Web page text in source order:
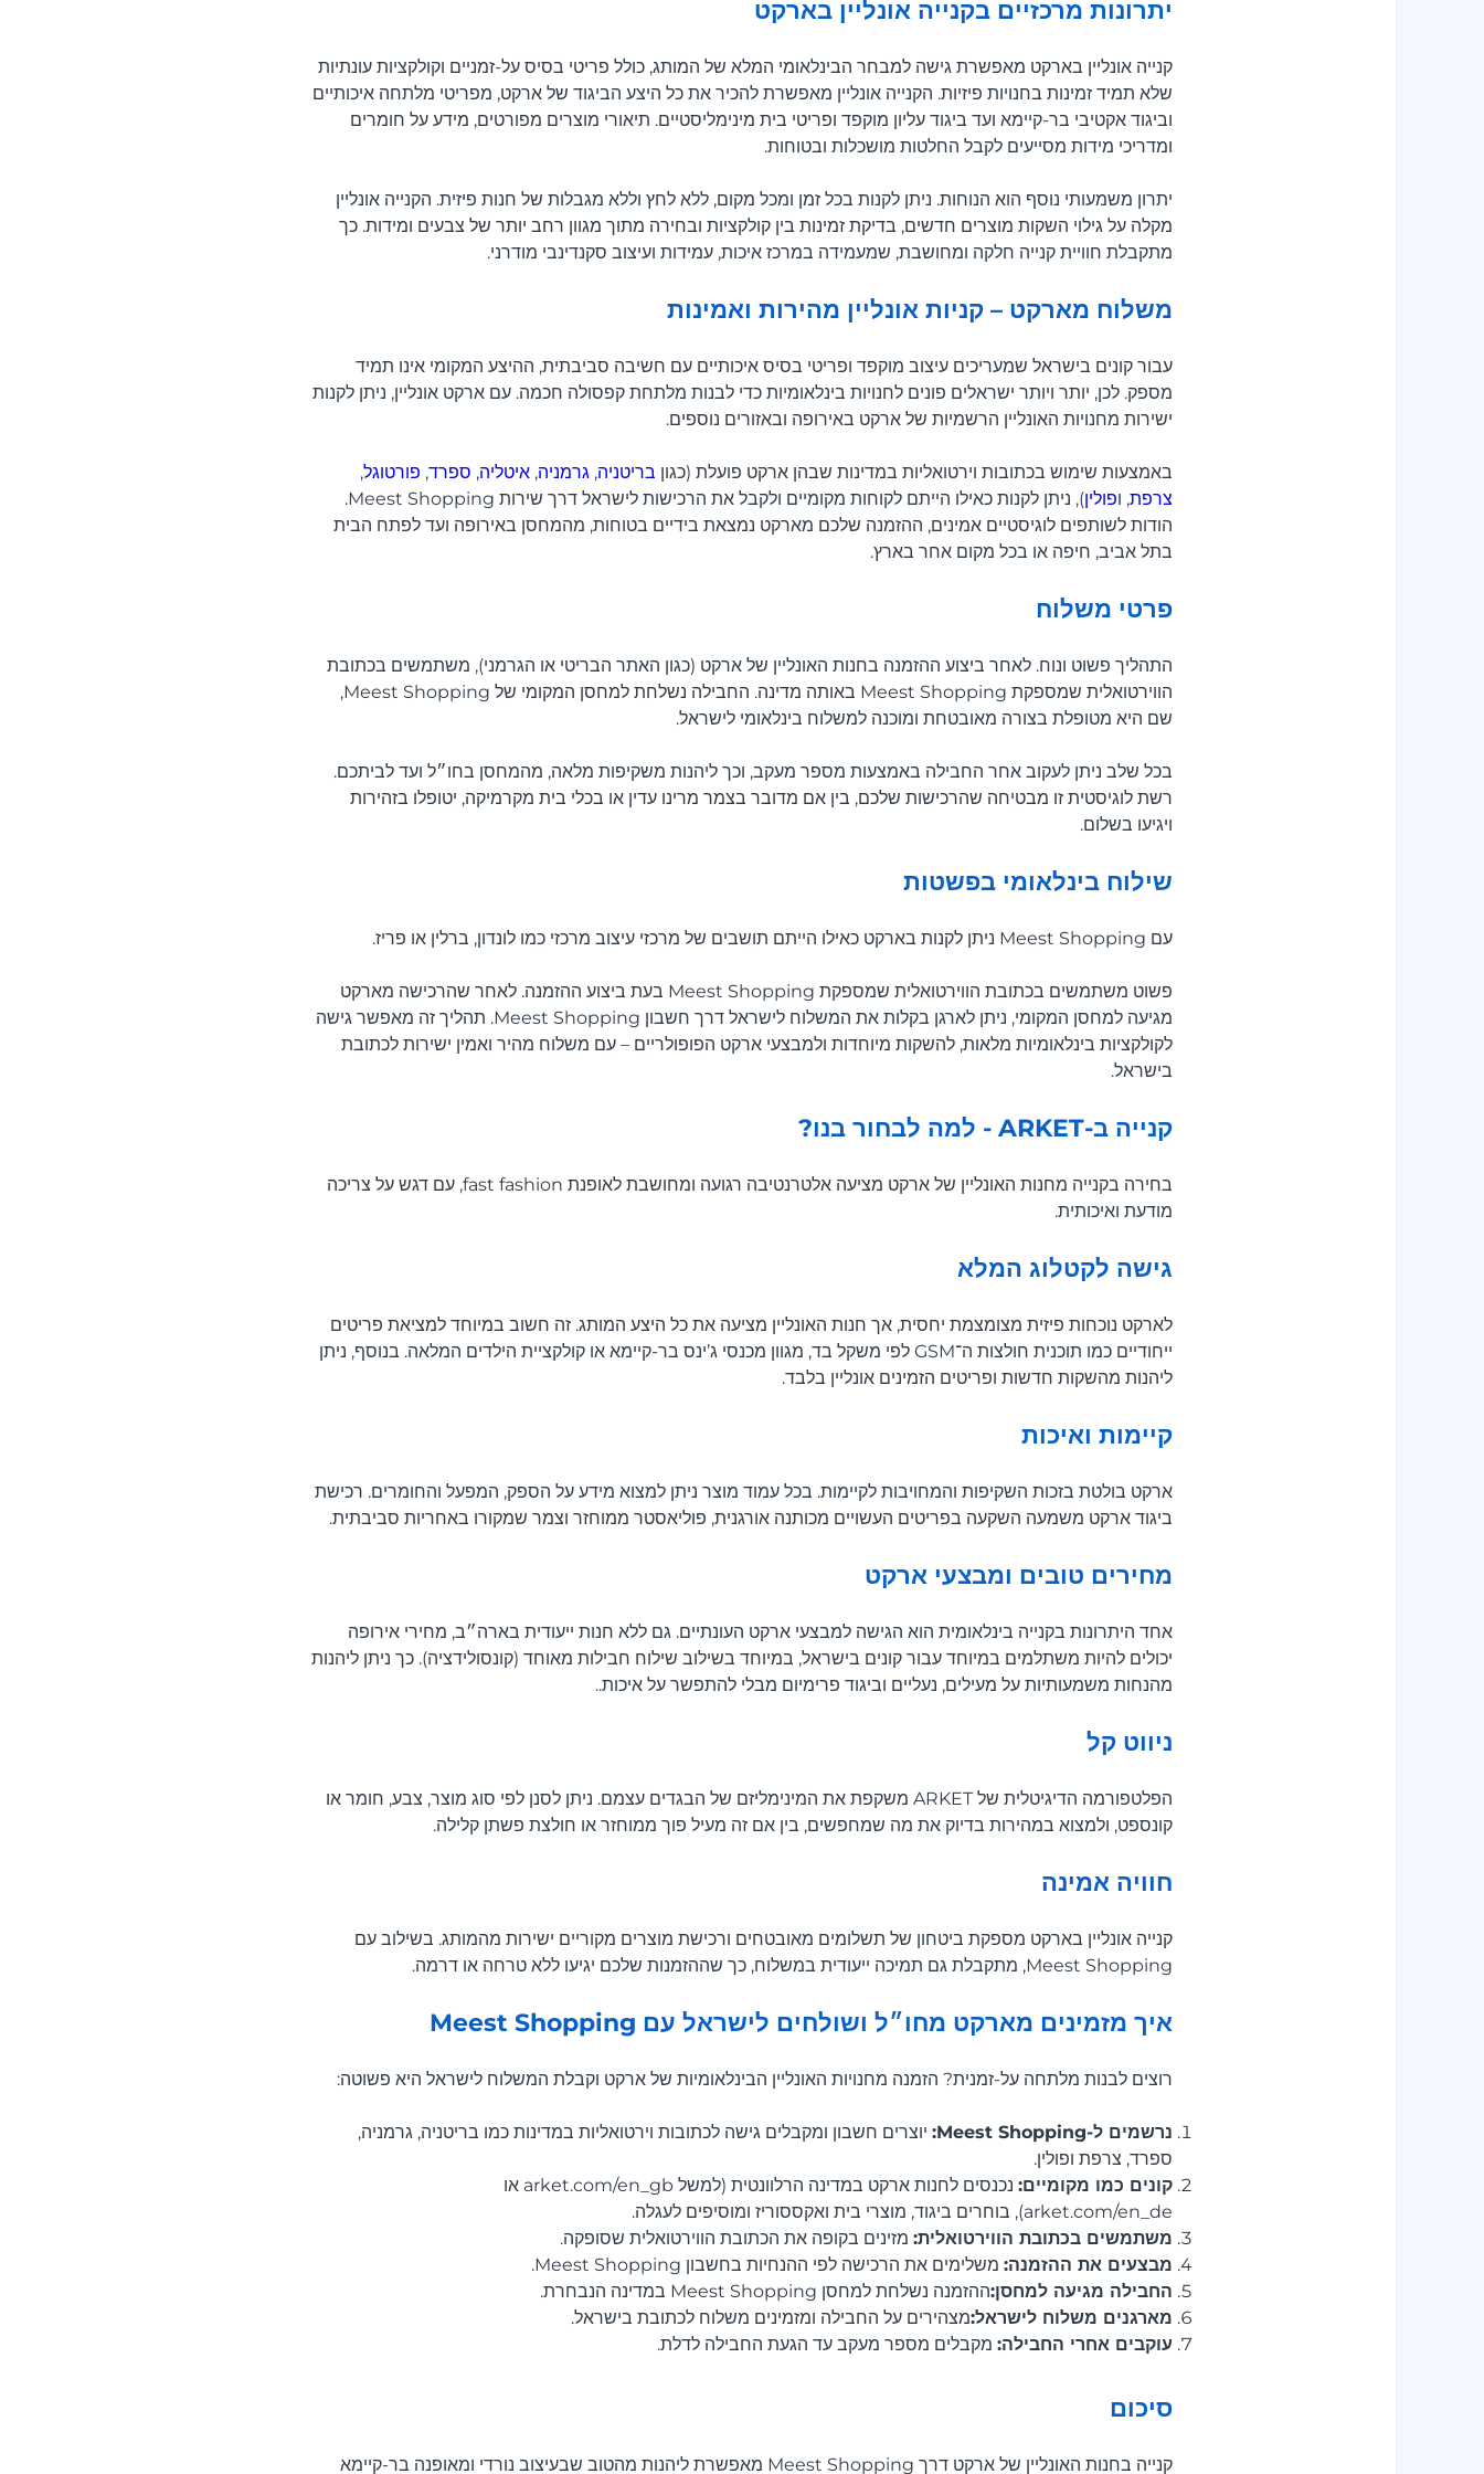
יתרונות מרכזיים בקנייה אונליין בארקט
קנייה אונליין בארקט מאפשרת גישה למבחר הבינלאומי המלא של המותג, כולל פריטי בסיס על-זמניים וקולקציות עונתיות
שלא תמיד זמינות בחנויות פיזיות. הקנייה אונליין מאפשרת להכיר את כל היצע הביגוד של ארקט, מפריטי מלתחה איכותיים
וביגוד אקטיבי בר-קיימא ועד ביגוד עליון מוקפד ופריטי בית מינימליסטיים. תיאורי מוצרים מפורטים, מידע על חומרים
ומדריכי מידות מסייעים לקבל החלטות מושכלות ובטוחות.
יתרון משמעותי נוסף הוא הנוחות. ניתן לקנות בכל זמן ומכל מקום, ללא לחץ וללא מגבלות של חנות פיזית. הקנייה אונליין
מקלה על גילוי השקות מוצרים חדשים, בדיקת זמינות בין קולקציות ובחירה מתוך מגוון רחב יותר של צבעים ומידות. כך
מתקבלת חוויית קנייה חלקה ומחושבת, שמעמידה במרכז איכות, עמידות ועיצוב סקנדינבי מודרני.
משלוח מארקט – קניות אונליין מהירות ואמינות
עבור קונים בישראל שמעריכים עיצוב מוקפד ופריטי בסיס איכותיים עם חשיבה סביבתית, ההיצע המקומי אינו תמיד
מספק. לכן, יותר ויותר ישראלים פונים לחנויות בינלאומיות כדי לבנות מלתחת קפסולה חכמה. עם ארקט אונליין, ניתן לקנות
ישירות מחנויות האונליין הרשמיות של ארקט באירופה ובאזורים נוספים.
באמצעות שימוש בכתובות וירטואליות במדינות שבהן ארקט פועלת (כגון בריטניה, גרמניה, איטליה, ספרד, פורטוגל,
צרפת, ופולין
), ניתן לקנות כאילו הייתם לקוחות מקומיים ולקבל את הרכישות לישראל דרך שירות Meest Shopping.
הודות לשותפים לוגיסטיים אמינים, ההזמנה שלכם מארקט נמצאת בידיים בטוחות, מהמחסן באירופה ועד לפתח הבית
בתל אביב, חיפה או בכל מקום אחר בארץ.
פרטי משלוח
התהליך פשוט ונוח. לאחר ביצוע ההזמנה בחנות האונליין של ארקט (כגון האתר הבריטי או הגרמני), משתמשים בכתובת
הווירטואלית שמספקת Meest Shopping באותה מדינה. החבילה נשלחת למחסן המקומי של Meest Shopping,
שם היא מטופלת בצורה מאובטחת ומוכנה למשלוח בינלאומי לישראל.
בכל שלב ניתן לעקוב אחר החבילה באמצעות מספר מעקב, וכך ליהנות משקיפות מלאה, מהמחסן בחו״ל ועד לביתכם.
רשת לוגיסטית זו מבטיחה שהרכישות שלכם, בין אם מדובר בצמר מרינו עדין או בכלי בית מקרמיקה, יטופלו בזהירות
ויגיעו בשלום.
שילוח בינלאומי בפשטות
עם Meest Shopping ניתן לקנות בארקט כאילו הייתם תושבים של מרכזי עיצוב מרכזי כמו לונדון, ברלין או פריז.
פשוט משתמשים בכתובת הווירטואלית שמספקת Meest Shopping בעת ביצוע ההזמנה. לאחר שהרכישה מארקט
מגיעה למחסן המקומי, ניתן לארגן בקלות את המשלוח לישראל דרך חשבון Meest Shopping. תהליך זה מאפשר גישה
לקולקציות בינלאומיות מלאות, להשקות מיוחדות ולמבצעי ארקט הפופולריים – עם משלוח מהיר ואמין ישירות לכתובת
בישראל.
קנייה ב-ARKET - למה לבחור בנו?
בחירה בקנייה מחנות האונליין של ארקט מציעה אלטרנטיבה רגועה ומחושבת לאופנת fast fashion, עם דגש על צריכה
מודעת ואיכותית.
גישה לקטלוג המלא
לארקט נוכחות פיזית מצומצמת יחסית, אך חנות האונליין מציעה את כל היצע המותג. זה חשוב במיוחד למציאת פריטים
ייחודיים כמו תוכנית חולצות ה־GSM לפי משקל בד, מגוון מכנסי ג’ינס בר-קיימא או קולקציית הילדים המלאה. בנוסף, ניתן
ליהנות מהשקות חדשות ופריטים הזמינים אונליין בלבד.
קיימות ואיכות
ארקט בולטת בזכות השקיפות והמחויבות לקיימות. בכל עמוד מוצר ניתן למצוא מידע על הספק, המפעל והחומרים. רכישת
ביגוד ארקט משמעה השקעה בפריטים העשויים מכותנה אורגנית, פוליאסטר ממוחזר וצמר שמקורו באחריות סביבתית.
מחירים טובים ומבצעי ארקט
אחד היתרונות בקנייה בינלאומית הוא הגישה למבצעי ארקט העונתיים. גם ללא חנות ייעודית בארה״ב, מחירי אירופה
יכולים להיות משתלמים במיוחד עבור קונים בישראל, במיוחד בשילוב שילוח חבילות מאוחד (קונסולידציה). כך ניתן ליהנות
מהנחות משמעותיות על מעילים, נעליים וביגוד פרימיום מבלי להתפשר על איכות..
ניווט קל
הפלטפורמה הדיגיטלית של ARKET משקפת את המינימליזם של הבגדים עצמם. ניתן לסנן לפי סוג מוצר, צבע, חומר או
קונספט, ולמצוא במהירות בדיוק את מה שמחפשים, בין אם זה מעיל פוך ממוחזר או חולצת פשתן קלילה.
חוויה אמינה
קנייה אונליין בארקט מספקת ביטחון של תשלומים מאובטחים ורכישת מוצרים מקוריים ישירות מהמותג. בשילוב עם
Meest Shopping, מתקבלת גם תמיכה ייעודית במשלוח, כך שההזמנות שלכם יגיעו ללא טרחה או דרמה.
איך מזמינים מארקט מחו״ל ושולחים לישראל עם Meest Shopping
רוצים לבנות מלתחה על-זמנית? הזמנה מחנויות האונליין הבינלאומיות של ארקט וקבלת המשלוח לישראל היא פשוטה:
נרשמים ל-Meest Shopping:
יוצרים חשבון ומקבלים גישה לכתובות וירטואליות במדינות כמו בריטניה, גרמניה,
ספרד, צרפת ופולין.
קונים כמו מקומיים:
נכנסים לחנות ארקט במדינה הרלוונטית (למשל arket.com/en_gb או
arket.com/en_de), בוחרים ביגוד, מוצרי בית ואקססוריז ומוסיפים לעגלה.
משתמשים בכתובת הווירטואלית: מזינים בקופה את הכתובת הווירטואלית שסופקה.
מבצעים את ההזמנה: משלימים את הרכישה לפי ההנחיות בחשבון Meest Shopping.
החבילה מגיעה למחסן:ההזמנה נשלחת למחסן Meest Shopping במדינה הנבחרת.
מארגנים משלוח לישראל:מצהירים על החבילה ומזמינים משלוח לכתובת בישראל.
עוקבים אחרי החבילה: מקבלים מספר מעקב עד הגעת החבילה לדלת.
סיכום
קנייה בחנות האונליין של ארקט דרך Meest Shopping מאפשרת ליהנות מהטוב שבעיצוב נורדי ומאופנה בר-קיימא